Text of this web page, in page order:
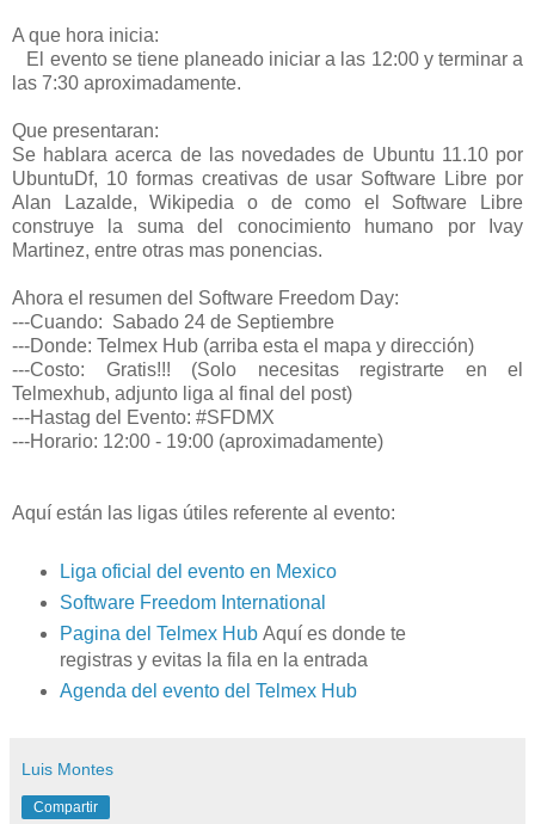
A que hora inicia:
El evento se tiene planeado iniciar a las 12:00 y terminar a
las 7:30 aproximadamente.
Que presentaran:
Se hablara acerca de las novedades de Ubuntu 11.10 por
UbuntuDf, 10 formas creativas de usar Software Libre por
Alan Lazalde, Wikipedia o de como el Software Libre
construye la suma del conocimiento humano por Ivay
Martinez, entre otras mas ponencias.
Ahora el resumen del Software Freedom Day:
---Cuando: Sabado 24 de Septiembre
---Donde: Telmex Hub (arriba esta el mapa y dirección)
---Costo: Gratis!!! (Solo necesitas registrarte en el
Telmexhub, adjunto liga al final del post)
---Hastag del Evento: #SFDMX
---Horario: 12:00 - 19:00 (aproximadamente)
Aquí están las ligas útiles referente al evento:
Liga oficial del evento en Mexico
Software Freedom International
Pagina del Telmex HubAquí es donde te
registras y evitas la fila en la entrada
Agenda del evento del Telmex Hub
Luis Montes
Compartir